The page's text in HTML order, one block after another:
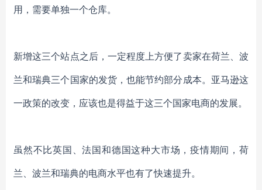
用，需要单独一个仓库。
新增这三个站点之后，一定程度上方便了卖家在荷兰、波
兰和瑞典三个国家的发货，也能节约部分成本。亚马逊这
一政策的改变，应该也是得益于这三个国家电商的发展。
虽然不比英国、法国和德国这种大市场，疫情期间，荷
兰、波兰和瑞典的电商水平也有了快速提升。